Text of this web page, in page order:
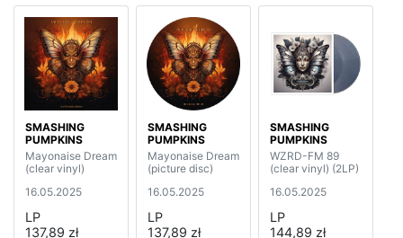
SMASHING
PUMPKINS
Mayonaise Dream
(clear vinyl)
16.05.2025
LP
137,89 zł
SMASHING
PUMPKINS
Mayonaise Dream
(picture disc)
16.05.2025
LP
137,89 zł
SMASHING
PUMPKINS
WZRD-FM 89
(clear vinyl) (2LP)
16.05.2025
LP
144,89 zł